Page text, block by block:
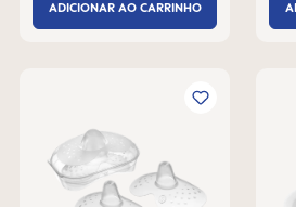
ADICIONAR AO CARRINHO